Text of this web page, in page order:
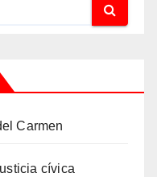
Carmen
cívica